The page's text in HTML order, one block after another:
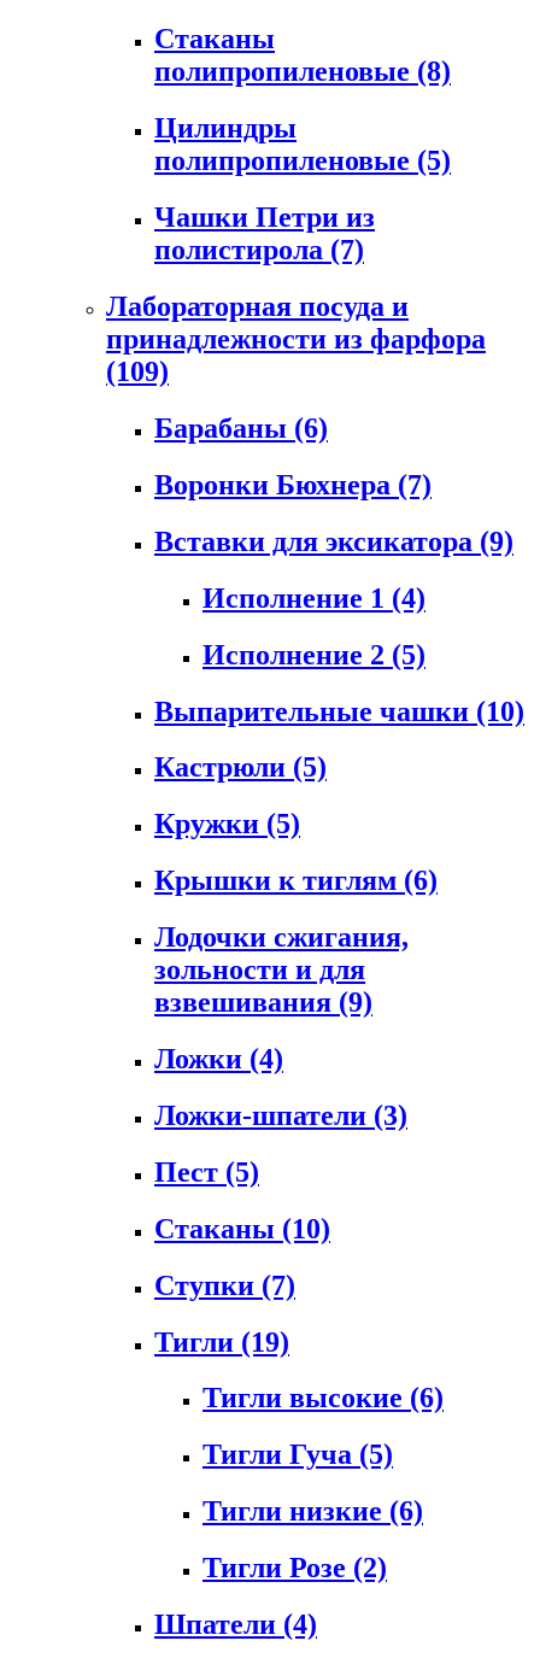
Стаканы
полипропиленовые (8)
Цилиндры
полипропиленовые (5)
Чашки Петри из
полистирола (7)
Лабораторная посуда и
принадлежности из фарфора
(109)
Барабаны (6)
Воронки Бюхнера (7)
Вставки для эксикатора (9)
Исполнение 1 (4)
Исполнение 2 (5)
Выпарительные чашки (10)
Кастрюли (5)
Кружки (5)
Крышки к тиглям (6)
Лодочки сжигания,
зольности и для
взвешивания (9)
Ложки (4)
Ложки-шпатели (3)
Пест (5)
Стаканы (10)
Ступки (7)
Тигли (19)
Тигли высокие (6)
Тигли Гуча (5)
Тигли низкие (6)
Тигли Розе (2)
Шпатели (4)